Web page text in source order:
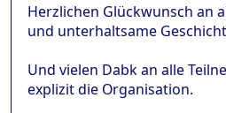
Herzlichen Glückwunsch an
und unterhaltsame
Und vielen Dabk an alle
explizit die Organisation.